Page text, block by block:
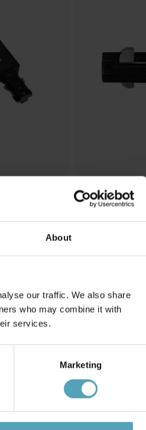
About
our traffic. We also share
who may combine it with
services.
Marketing
LUCIDE
Rak koppling